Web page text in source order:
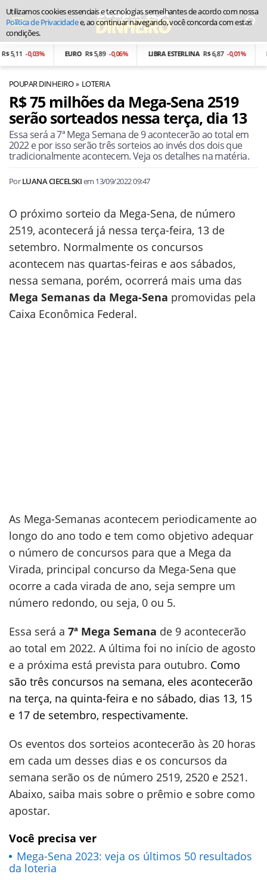
-0,03% EURO R$ 5,89 -0,06% LIBRA ESTERLINA R$ 6,87 -0,01%
POUPAR DINHEIRO LOTERIA
R$ 75 milhões da Mega-Sena 2519
serão sorteados nessa terça, dia 13
Essa será a 7ª Mega Semana de 9 acontecerão ao total em
2022 e por isso serão três sorteios ao invés dos dois que
tradicionalmente acontecem. Veja os detalhes na matéria.
PorLUANA CIECELSKIem 13/09/2022 09:47
O próximo sorteio da Mega-Sena, de número
2519, acontecerá já nessa terça-feira, 13 de
setembro. Normalmente os concursos
acontecem nas quartas-feiras e aos sábados,
nessa semana, porém, ocorrerá mais uma das
Mega Semanas da Mega-Sena promovidas pela
Caixa Econômica Federal.
As Mega-Semanas acontecem periodicamente ao
longo do ano todo e tem como objetivo adequar
o número de concursos para que a Mega da
Virada, principal concurso da Mega-Sena que
ocorre a cada virada de ano, seja sempre um
número redondo, ou seja, 0 ou 5.
Essa será a 7ª Mega Semana de 9 acontecerão
ao total em 2022. A última foi no início de agosto
e a próxima está prevista para outubro. Como
são três concursos na semana, eles acontecerão
na terça, na quinta-feira e no sábado, dias 13, 15
e 17 de setembro, respectivamente.
Os eventos dos sorteios acontecerão às 20 horas
em cada um desses dias e os concursos da
semana serão os de número 2519, 2520 e 2521.
Abaixo, saiba mais sobre o prêmio e sobre como
apostar.
Você precisa ver
Mega-Sena 2023: veja os últimos 50 resultados
da loteria
Utilizamos cookies essenciais e tecnologias semelhantes de acordo com nossa
Política de Privacidadee, ao continuar navegando, você concorda com estas
condições.